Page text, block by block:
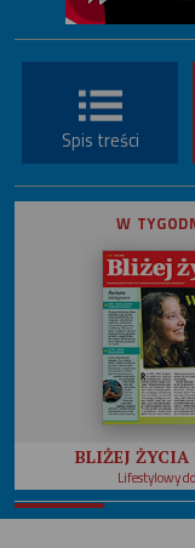
Spis treści
W
BLIŻEJ
Lifestylowy